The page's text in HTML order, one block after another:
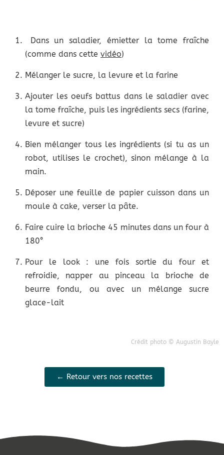
Dans un saladier, émietter la tome fraîche
(comme dans cette vidéo)
Mélanger le sucre, la levure et la farine
Ajouter les oeufs battus dans le saladier avec
la tome fraîche, puis les ingrédients secs (farine,
levure et sucre)
Bien mélanger tous les ingrédients (si tu as un
robot, utilises le crochet), sinon mélange à la
main.
Déposer une feuille de papier cuisson dans un
moule à cake, verser la pâte.
Faire cuire la brioche 45 minutes dans un four à
180°
Pour le look : une fois sortie du four et
refroidie, napper au pinceau la brioche de
beurre fondu, ou avec un mélange sucre
glace-lait
Crédit photo © Augustin Bayle
← Retour vers nos recettes